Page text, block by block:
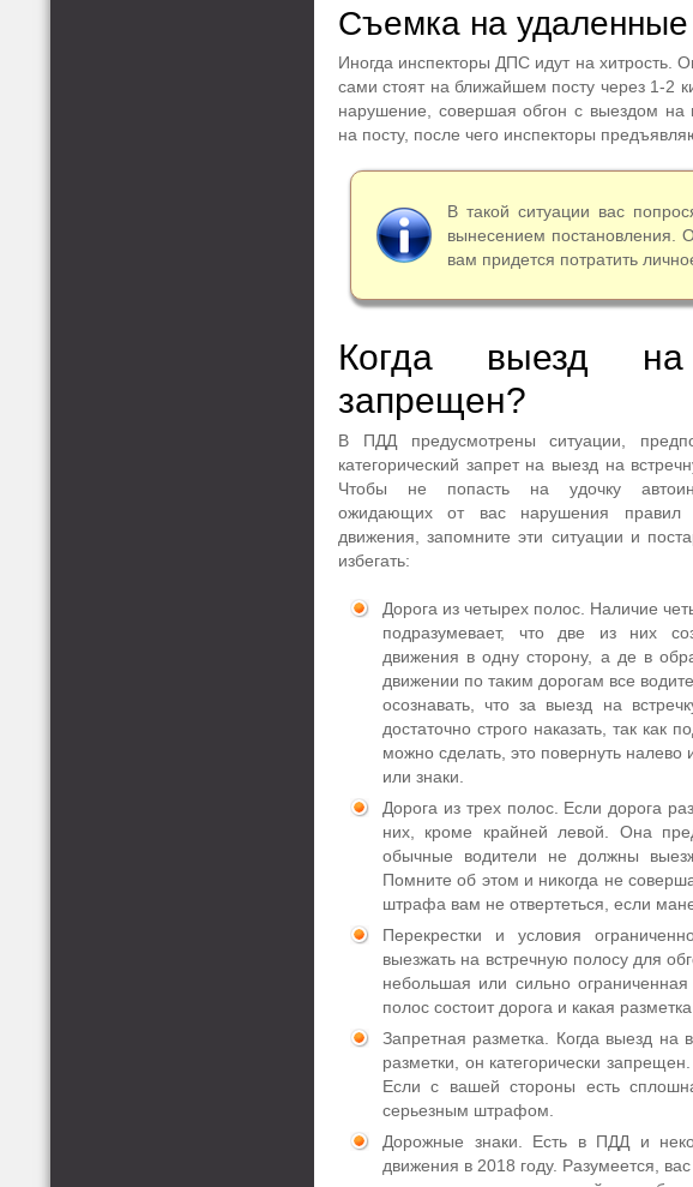
Съемка на
Иногда инспекторы ДПС идут на хитрость.
сами стоят на ближайшем посту через 1-2
нарушение, совершая обгон с выездом на
на посту, после чего инспекторы
В такой ситуации вас
вынесением постановления.
вам придется потратить
Когда выезд на
запрещен?
В ПДД предусмотрены ситуации,
категорический запрет на выезд на
Чтобы не попасть на удочку
ожидающих от вас нарушения правил
движения, запомните эти ситуации и
избегать:
Дорога из четырех полос. Наличие
подразумевает, что две из них
движения в одну сторону, а де в
движении по таким дорогам все
осознавать, что за выезд на
достаточно строго наказать, так как
можно сделать, это повернуть
или знаки.
Дорога из трех полос. Если дорога
них, кроме крайней левой. Она
обычные водители не должны
Помните об этом и никогда не
штрафа вам не отвертеться, если
Перекрестки и условия
выезжать на встречную полосу для
небольшая или сильно
полос состоит дорога и какая
Запретная разметка. Когда выезд
разметки, он категорически
Если с вашей стороны есть
серьезным штрафом.
Дорожные знаки. Есть в ПДД и
движения в 2018 году. Разумеется,